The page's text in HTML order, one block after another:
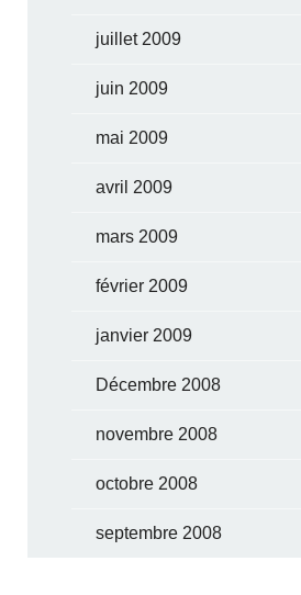
juillet 2009
juin 2009
mai 2009
avril 2009
mars 2009
février 2009
janvier 2009
Décembre 2008
novembre 2008
octobre 2008
septembre 2008